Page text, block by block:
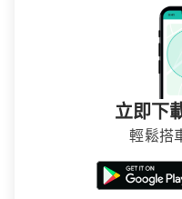
立即下
輕鬆搭